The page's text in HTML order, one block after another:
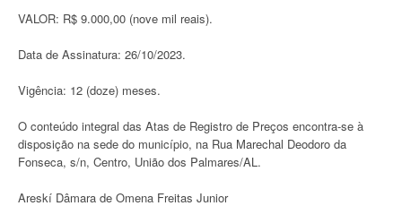
VALOR: R$ 9.000,00 (nove mil reais).
Data de Assinatura: 26/10/2023.
Vigência: 12 (doze) meses.
O conteúdo integral das Atas de Registro de Preços encontra-se à
disposição na sede do município, na Rua Marechal Deodoro da
Fonseca, s/n, Centro, União dos Palmares/AL.
Areskí Dâmara de Omena Freitas Junior